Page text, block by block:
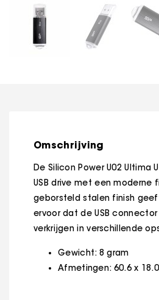
Omschrijving
De Silicon Power U02 Ultima
USB drive met een
geborsteld stalen finish
ervoor dat de USB
verkrijgen in verschillende
Gewicht: 8 gram
Afmetingen: 60.6 x